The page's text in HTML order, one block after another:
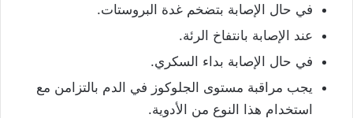
في حال الإصابة بتضخم غدة البروستات.
عند الإصابة بانتفاخ الرئة.
في حال الإصابة بداء السكري.
يجب مراقبة مستوى الجلوكوز في الدم بالتزامن مع
استخدام هذا النوع من الأدوية.